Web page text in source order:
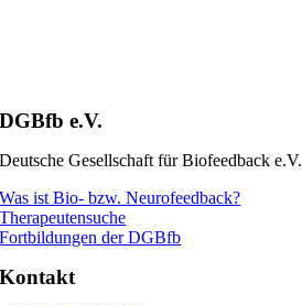
DGBfb e.V.
Deutsche Gesellschaft für Biofeedback e.V.
Was ist Bio- bzw. Neurofeedback?
Therapeutensuche
Fortbildungen der DGBfb
Kontakt